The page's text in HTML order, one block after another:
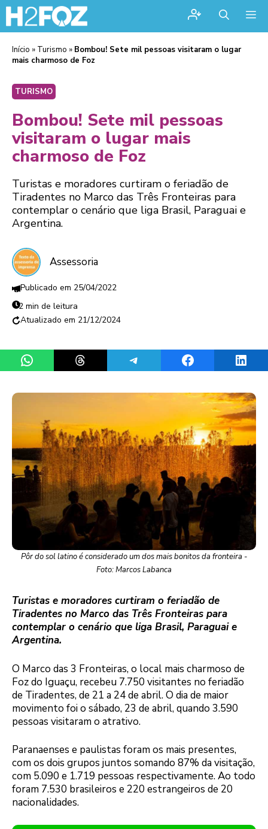
Início » Turismo » Bombou! Sete mil pessoas visitaram o lugar
mais charmoso de Foz
TURISMO
Bombou! Sete mil pessoas
visitaram o lugar mais
charmoso de Foz
Turistas e moradores curtiram o feriadão de
Tiradentes no Marco das Três Fronteiras para
contemplar o cenário que liga Brasil, Paraguai e
Argentina.
Assessoria
25/04/2022
2 min de leitura
21/12/2024
Share on WhatsAppShare on ThreadsShare on TelegramShare on Facebook
Pôr do sol latino é considerado um dos mais bonitos da fronteira -
Foto: Marcos Labanca
Turistas e moradores curtiram o feriadão de
Tiradentes no Marco das Três Fronteiras para
contemplar o cenário que liga Brasil, Paraguai e
Argentina.
O Marco das 3 Fronteiras, o local mais charmoso de
Foz do Iguaçu, recebeu 7.750 visitantes no feriadão
de Tiradentes, de 21 a 24 de abril. O dia de maior
movimento foi o sábado, 23 de abril, quando 3.590
pessoas visitaram o atrativo.
Paranaenses e paulistas foram os mais presentes,
com os dois grupos juntos somando 87% da visitação,
com 5.090 e 1.719 pessoas respectivamente. Ao todo
foram 7.530 brasileiros e 220 estrangeiros de 20
nacionalidades.